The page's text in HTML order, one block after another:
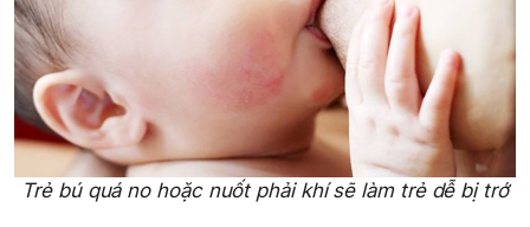
Trẻ bú quá no hoặc nuốt phải khí sẽ làm trẻ dễ bị trớ